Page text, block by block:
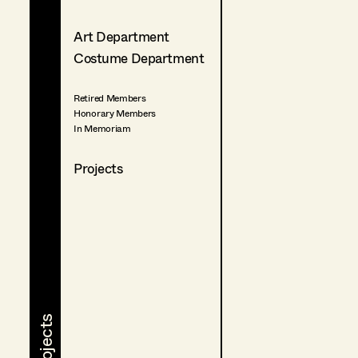
Art Department
Costume Department
Retired Members
Honorary Members
In Memoriam
Projects